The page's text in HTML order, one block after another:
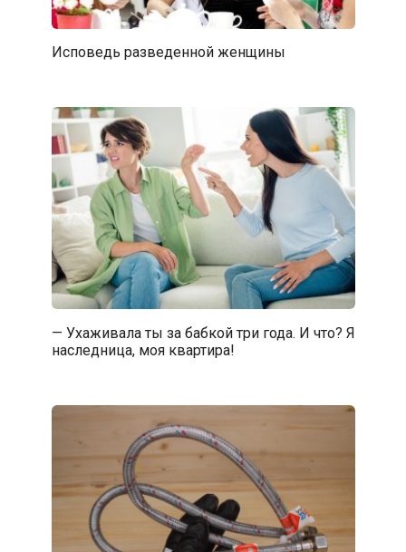
Исповедь разведенной женщины
— Ухаживала ты за бабкой три года. И что? Я
наследница, моя квартира!